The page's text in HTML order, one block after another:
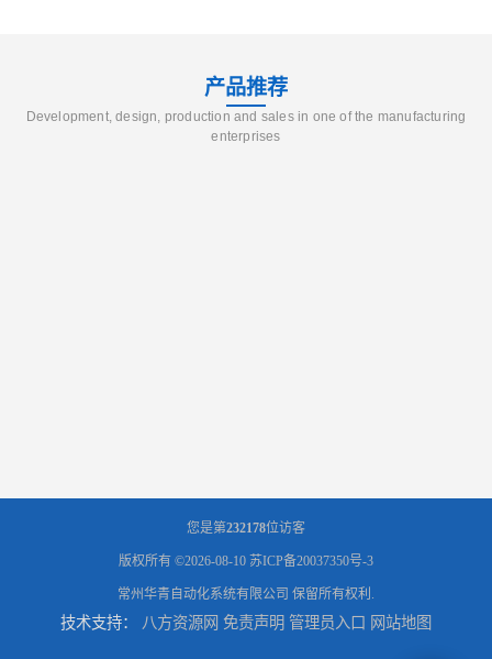
产品推荐
Development, design, production and sales in one of the manufacturing
enterprises
您是第232178位访客
版权所有 ©2026-08-10 苏ICP备20037350号-3
常州华青自动化系统有限公司 保留所有权利.
技术支持： 八方资源网 免责声明 管理员入口 网站地图